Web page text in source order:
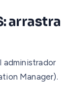
arrastra
administrador
Manager).